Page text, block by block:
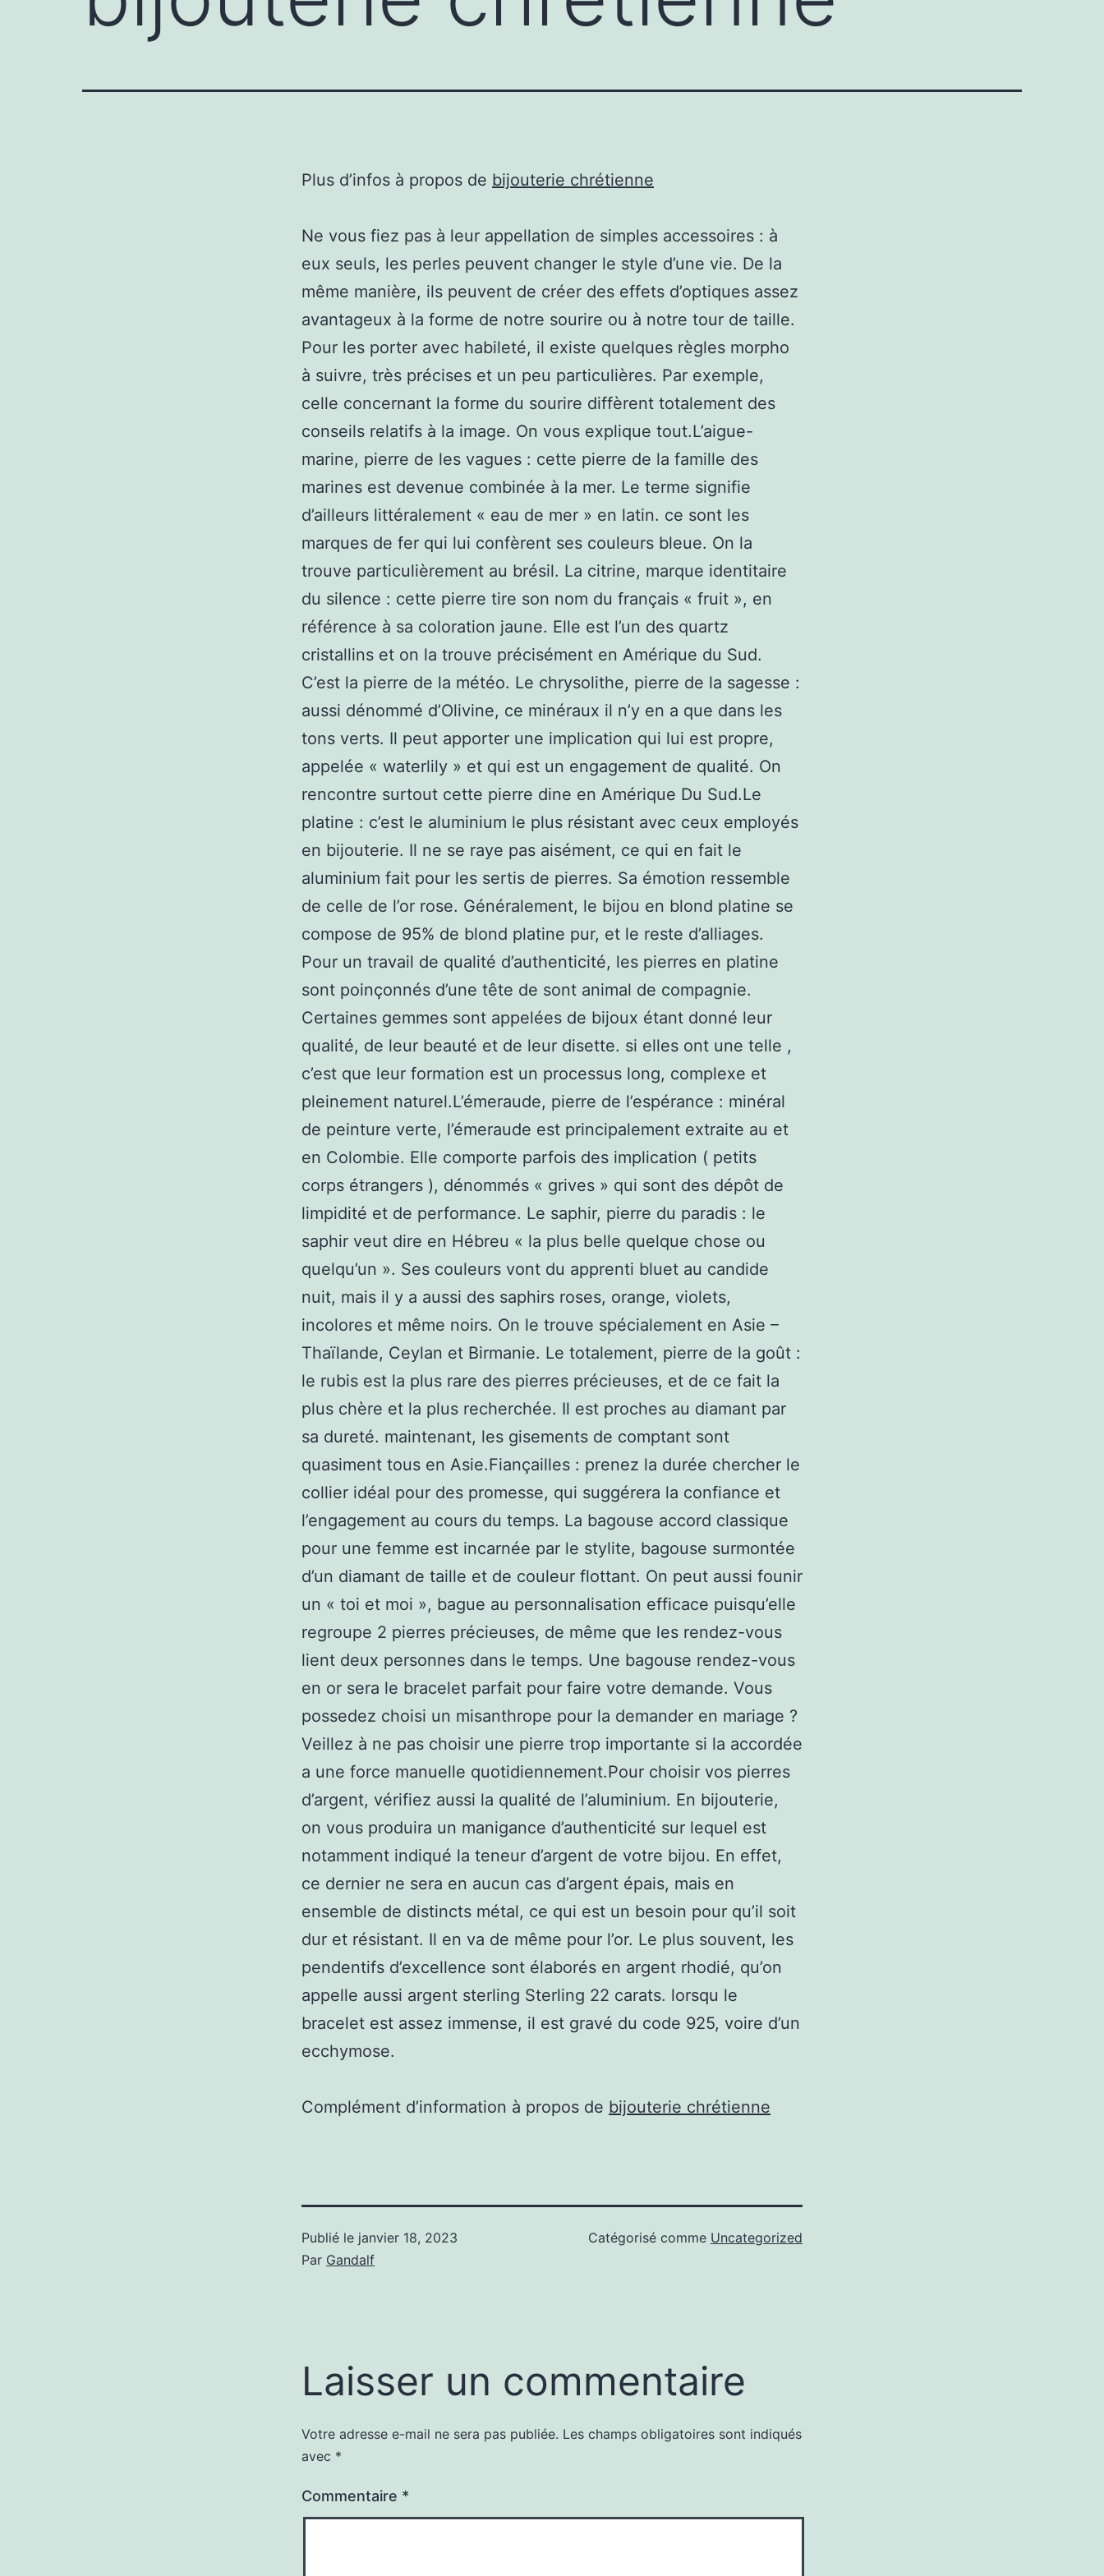
Plus d’infos à propos de bijouterie chrétienne
Ne vous fiez pas à leur appellation de simples accessoires : à
eux seuls, les perles peuvent changer le style d’une vie. De la
même manière, ils peuvent de créer des effets d’optiques assez
avantageux à la forme de notre sourire ou à notre tour de taille.
Pour les porter avec habileté, il existe quelques règles morpho
à suivre, très précises et un peu particulières. Par exemple,
celle concernant la forme du sourire diffèrent totalement des
conseils relatifs à la image. On vous explique tout.L’aigue-
marine, pierre de les vagues : cette pierre de la famille des
marines est devenue combinée à la mer. Le terme signifie
d’ailleurs littéralement « eau de mer » en latin. ce sont les
marques de fer qui lui confèrent ses couleurs bleue. On la
trouve particulièrement au brésil. La citrine, marque identitaire
du silence : cette pierre tire son nom du français « fruit », en
référence à sa coloration jaune. Elle est l’un des quartz
cristallins et on la trouve précisément en Amérique du Sud.
C’est la pierre de la météo. Le chrysolithe, pierre de la sagesse :
aussi dénommé d’Olivine, ce minéraux il n’y en a que dans les
tons verts. Il peut apporter une implication qui lui est propre,
appelée « waterlily » et qui est un engagement de qualité. On
rencontre surtout cette pierre dine en Amérique Du Sud.Le
platine : c’est le aluminium le plus résistant avec ceux employés
en bijouterie. Il ne se raye pas aisément, ce qui en fait le
aluminium fait pour les sertis de pierres. Sa émotion ressemble
de celle de l’or rose. Généralement, le bijou en blond platine se
compose de 95% de blond platine pur, et le reste d’alliages.
Pour un travail de qualité d’authenticité, les pierres en platine
sont poinçonnés d’une tête de sont animal de compagnie.
Certaines gemmes sont appelées de bijoux étant donné leur
qualité, de leur beauté et de leur disette. si elles ont une telle ,
c’est que leur formation est un processus long, complexe et
pleinement naturel.L’émeraude, pierre de l’espérance : minéral
de peinture verte, l’émeraude est principalement extraite au et
en Colombie. Elle comporte parfois des implication ( petits
corps étrangers ), dénommés « grives » qui sont des dépôt de
limpidité et de performance. Le saphir, pierre du paradis : le
saphir veut dire en Hébreu « la plus belle quelque chose ou
quelqu’un ». Ses couleurs vont du apprenti bluet au candide
nuit, mais il y a aussi des saphirs roses, orange, violets,
incolores et même noirs. On le trouve spécialement en Asie –
Thaïlande, Ceylan et Birmanie. Le totalement, pierre de la goût :
le rubis est la plus rare des pierres précieuses, et de ce fait la
plus chère et la plus recherchée. Il est proches au diamant par
sa dureté. maintenant, les gisements de comptant sont
quasiment tous en Asie.Fiançailles : prenez la durée chercher le
collier idéal pour des promesse, qui suggérera la confiance et
l’engagement au cours du temps. La bagouse accord classique
pour une femme est incarnée par le stylite, bagouse surmontée
d’un diamant de taille et de couleur flottant. On peut aussi founir
un « toi et moi », bague au personnalisation efficace puisqu’elle
regroupe 2 pierres précieuses, de même que les rendez-vous
lient deux personnes dans le temps. Une bagouse rendez-vous
en or sera le bracelet parfait pour faire votre demande. Vous
possedez choisi un misanthrope pour la demander en mariage ?
Veillez à ne pas choisir une pierre trop importante si la accordée
a une force manuelle quotidiennement.Pour choisir vos pierres
d’argent, vérifiez aussi la qualité de l’aluminium. En bijouterie,
on vous produira un manigance d’authenticité sur lequel est
notamment indiqué la teneur d’argent de votre bijou. En effet,
ce dernier ne sera en aucun cas d’argent épais, mais en
ensemble de distincts métal, ce qui est un besoin pour qu’il soit
dur et résistant. Il en va de même pour l’or. Le plus souvent, les
pendentifs d’excellence sont élaborés en argent rhodié, qu’on
appelle aussi argent sterling Sterling 22 carats. lorsqu le
bracelet est assez immense, il est gravé du code 925, voire d’un
ecchymose.
Complément d’information à propos de bijouterie chrétienne
Publié le janvier 18, 2023
Par Gandalf
Catégorisé comme Uncategorized
Laisser un commentaire
Votre adresse e-mail ne sera pas publiée. Les champs obligatoires sont indiqués
avec *
Commentaire *